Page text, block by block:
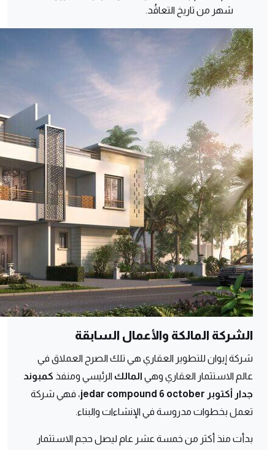
شهر من تاريخ التعاقُد.
الشركة المالكة والأعمال السابقة
شركة إيوان للتطوير العقاري هي تلك الصرح العملاق في
عالم الاستثمار العقاري وهي المالك الرئيسي ومنفذ كمبوند
جدار أكتوبر jedar compound 6 october
، فهي شركة
تعمل بخطوات مدروسة في الإنشاءات والبناء.
بدأت منذ أكثر من خمسة عشر عام ليصل حجم الاستثمار